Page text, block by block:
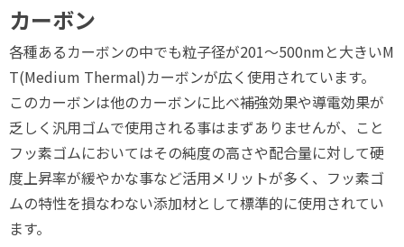
カーボン
各種あるカーボンの中でも粒子径が201～500nmと大きいM
T(Medium Thermal)カーボンが広く使用されています。
このカーボンは他のカーボンに比べ補強効果や導電効果が
乏しく汎用ゴムで使用される事はまずありませんが、こと
フッ素ゴムにおいてはその純度の高さや配合量に対して硬
度上昇率が緩やかな事など活用メリットが多く、フッ素ゴ
ムの特性を損なわない添加材として標準的に使用されてい
ます。